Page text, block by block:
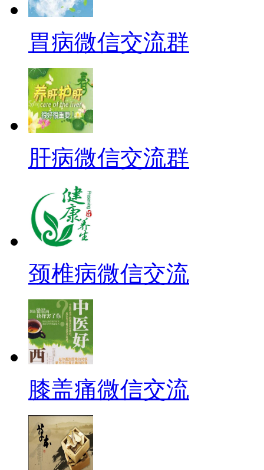
胃病微信交流群
肝病微信交流群
颈椎病微信交流
膝盖痛微信交流